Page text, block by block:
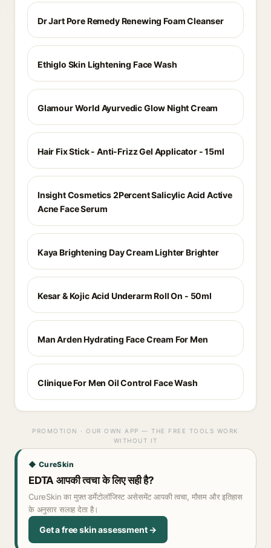
Dr Jart Pore Remedy Renewing Foam Cleanser
Ethiglo Skin Lightening Face Wash
Glamour World Ayurvedic Glow Night Cream
Hair Fix Stick - Anti-Frizz Gel Applicator - 15ml
Insight Cosmetics 2Percent Salicylic Acid Active
Acne Face Serum
Kaya Brightening Day Cream Lighter Brighter
Kesar & Kojic Acid Underarm Roll On - 50ml
Man Arden Hydrating Face Cream For Men
Clinique For Men Oil Control Face Wash
PROMOTION · OUR OWN APP — THE FREE TOOLS WORK
WITHOUT IT
◆ CureSkin
EDTA आपकी त्वचा के लिए सही है?
CureSkin का मुफ़्त डर्मेटोलॉजिस्ट असेसमेंट आपकी त्वचा, मौसम और इतिहास
के अनुसार सलाह देता है।
Get a free skin assessment →